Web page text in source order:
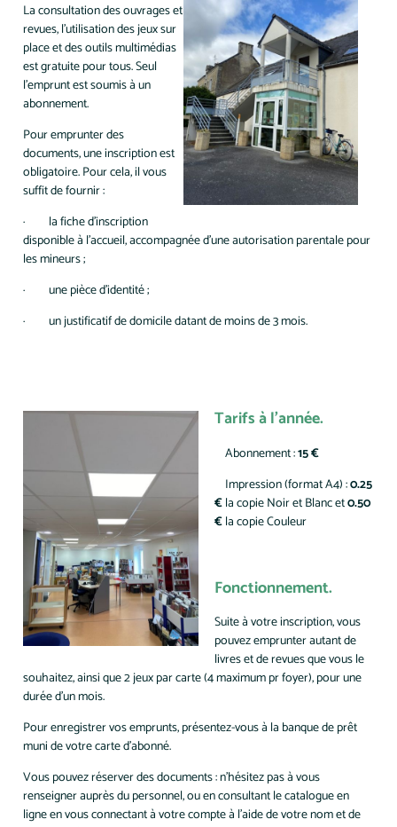
La consultation des ouvrages et
revues, l’utilisation des jeux sur
place et des outils multimédias
est gratuite pour tous. Seul
l’emprunt est soumis à un
abonnement.
Pour emprunter des
documents, une inscription est
obligatoire. Pour cela, il vous
suffit de fournir :
· la fiche d’inscription
disponible à l’accueil, accompagnée d’une autorisation parentale pour
les mineurs ;
· une pièce d’identité ;
· un justificatif de domicile datant de moins de 3 mois.
Tarifs à l’année.
Abonnement :15 €
Impression (format A4) :0.25
€la copie Noir et Blanc et0.50
€la copie Couleur
Fonctionnement.
Suite à votre inscription, vous
pouvez emprunter autant de
livres et de revues que vous le
souhaitez, ainsi que 2 jeux par carte (4 maximum pr foyer), pour une
durée d'un mois.
Pour enregistrer vos emprunts, présentez-vous à la banque de prêt
muni de votre carte d’abonné.
Vous pouvez réserver des documents : n’hésitez pas à vous
renseigner auprès du personnel, ou en consultant le catalogue en
ligne en vous connectant à votre compte à l’aide de votre nom et de